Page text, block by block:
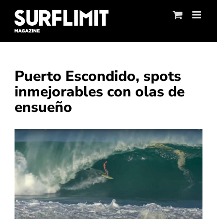
content
Puerto Escondido, spots
inmejorables con olas de
ensueño
Ver
imagen
más
grande